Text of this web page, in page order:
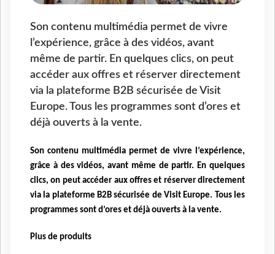
Son contenu multimédia permet de vivre
l’expérience, grâce à des vidéos, avant
même de partir. En quelques clics, on peut
accéder aux offres et réserver directement
via la plateforme B2B sécurisée de Visit
Europe. Tous les programmes sont d’ores et
déjà ouverts à la vente.
Son contenu multimédia permet de vivre l’expérience,
grâce à des vidéos, avant même de partir. En quelques
clics, on peut accéder aux offres et réserver directement
via la plateforme B2B sécurisée de Visit Europe. Tous les
programmes sont d’ores et déjà ouverts à la vente.
Plus de produits